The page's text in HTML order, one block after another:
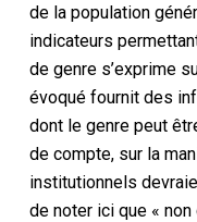
de la population
indicateurs
de genre s’exprime
évoqué fournit des
dont le genre peut
de compte, sur la
institutionnels
de noter ici que «